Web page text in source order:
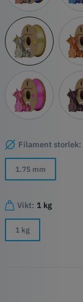
Filament storlek:
1.75 mm
Vikt: 1 kg
1 kg